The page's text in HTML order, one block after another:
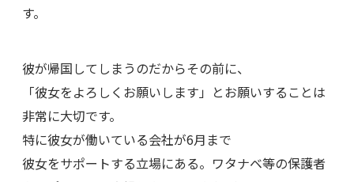
す。
彼が帰国してしまうのだからその前に、
「彼女をよろしくお願いします」とお願いすることは
非常に大切です。
特に彼女が働いている会社が6月まで
彼女をサポートする立場にある。ワタナベ等の保護者